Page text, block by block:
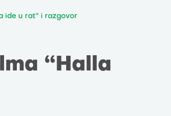
ide u rat” i razgovor
“Halla